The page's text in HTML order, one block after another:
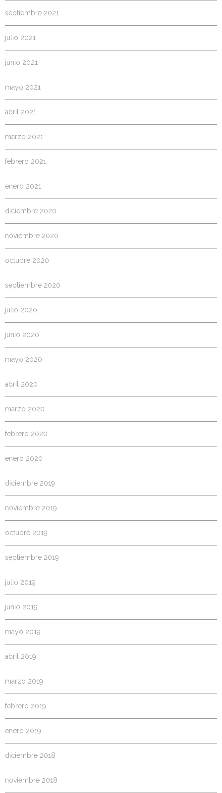
septiembre 2021
julio 2021
junio 2021
mayo 2021
abril 2021
marzo 2021
febrero 2021
enero 2021
diciembre 2020
noviembre 2020
octubre 2020
septiembre 2020
julio 2020
junio 2020
mayo 2020
abril 2020
marzo 2020
febrero 2020
enero 2020
diciembre 2019
noviembre 2019
octubre 2019
septiembre 2019
julio 2019
junio 2019
mayo 2019
abril 2019
marzo 2019
febrero 2019
enero 2019
diciembre 2018
noviembre 2018